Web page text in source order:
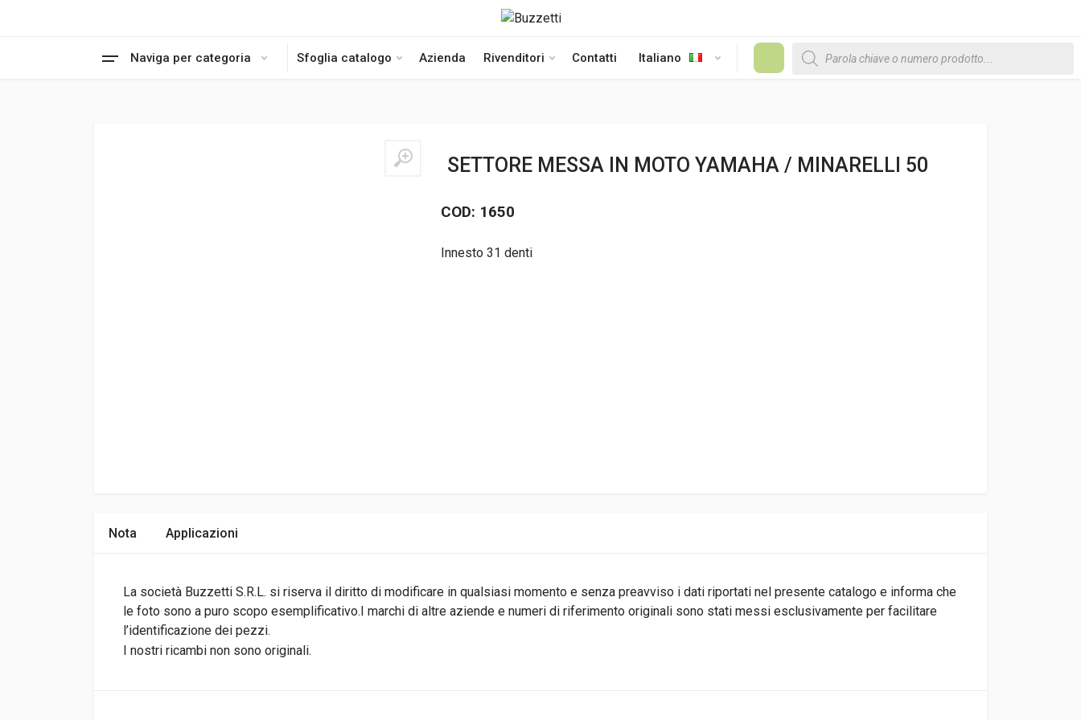
Naviga per categoria Sfoglia catalogo Azienda Rivenditori Contatti Italiano
Products search
SETTORE MESSA IN MOTO YAMAHA / MINARELLI 50
COD: 1650
Innesto 31 denti
Nota Applicazioni
La società Buzzetti S.R.L. si riserva il diritto di modificare in qualsiasi momento e senza preavviso i dati riportati nel presente catalogo e informa che
le foto sono a puro scopo esemplificativo.I marchi di altre aziende e numeri di riferimento originali sono stati messi esclusivamente per facilitare
l’identificazione dei pezzi.
I nostri ricambi non sono originali.